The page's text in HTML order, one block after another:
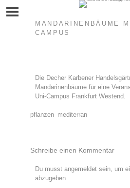
MANDARINENBÄUME
CAMPUS
Die Decher Karbener
Mandarinenbäume für eine
Uni-Campus Frankfurt Westend.
Beitragsnavigation
pflanzen_mediterran
Schreibe einen Kommentar
Du musst angemeldet sein, um
abzugeben.